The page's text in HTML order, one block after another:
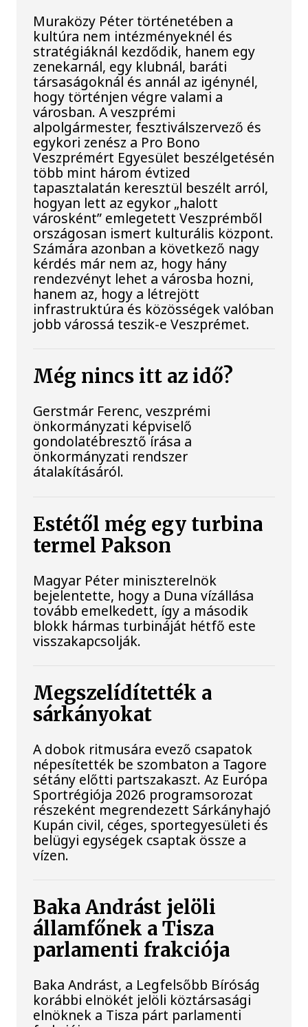
Muraközy Péter történetében a
kultúra nem intézményeknél és
stratégiáknál kezdődik, hanem egy
zenekarnál, egy klubnál, baráti
társaságoknál és annál az igénynél,
hogy történjen végre valami a
városban. A veszprémi
alpolgármester, fesztiválszervező és
egykori zenész a Pro Bono
Veszprémért Egyesület beszélgetésén
több mint három évtized
tapasztalatán keresztül beszélt arról,
hogyan lett az egykor „halott
városként” emlegetett Veszprémből
országosan ismert kulturális központ.
Számára azonban a következő nagy
kérdés már nem az, hogy hány
rendezvényt lehet a városba hozni,
hanem az, hogy a létrejött
infrastruktúra és közösségek valóban
jobb várossá teszik-e Veszprémet.
Még nincs itt az idő?
Gerstmár Ferenc, veszprémi
önkormányzati képviselő
gondolatébresztő írása a
önkormányzati rendszer
átalakításáról.
Estétől még egy turbina
termel Pakson
Magyar Péter miniszterelnök
bejelentette, hogy a Duna vízállása
tovább emelkedett, így a második
blokk hármas turbináját hétfő este
visszakapcsolják.
Megszelídítették a
sárkányokat
A dobok ritmusára evező csapatok
népesítették be szombaton a Tagore
sétány előtti partszakaszt. Az Európa
Sportrégiója 2026 programsorozat
részeként megrendezett Sárkányhajó
Kupán civil, céges, sportegyesületi és
belügyi egységek csaptak össze a
vízen.
Baka Andrást jelöli
államfőnek a Tisza
parlamenti frakciója
Baka Andrást, a Legfelsőbb Bíróság
korábbi elnökét jelöli köztársasági
elnöknek a Tisza párt parlamenti